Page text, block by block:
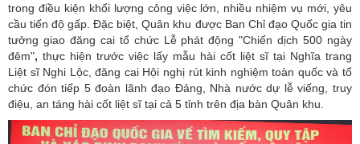
trong điều kiện khối lượng công việc lớn, nhiều nhiệm vụ mới, yêu
cầu tiến độ gấp. Đặc biệt, Quân khu được Ban Chỉ đạo Quốc gia tin
tưởng giao đăng cai tổ chức Lễ phát động"Chiến dịch 500 ngày
đêm", thực hiện trước việc lấy mẫu hài cốt liệt sĩ tại Nghĩa trang
Liệt sĩ Nghi Lộc, đăng cai Hội nghị rút kinh nghiệm toàn quốc và tổ
chức đón tiếp 5 đoàn lãnh đạo Đảng, Nhà nước dự lễ viếng, truy
điệu, an táng hài cốt liệt sĩ tại cả 5 tỉnh trên địa bàn Quân khu.